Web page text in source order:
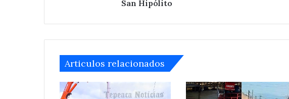
San Hipólito
Articulos relacionados
Ampliará
edil
de